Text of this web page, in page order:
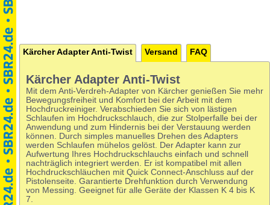
Kärcher Adapter Anti-Twist Versand FAQ
Kärcher Adapter Anti-Twist
Mit dem Anti-Verdreh-Adapter von Kärcher genießen Sie mehr
Bewegungsfreiheit und Komfort bei der Arbeit mit dem
Hochdruckreiniger. Verabschieden Sie sich von lästigen
Schlaufen im Hochdruckschlauch, die zur Stolperfalle bei der
Anwendung und zum Hindernis bei der Verstauung werden
können. Durch simples manuelles Drehen des Adapters
werden Schlaufen mühelos gelöst. Der Adapter kann zur
Aufwertung Ihres Hochdruckschlauchs einfach und schnell
nachträglich integriert werden. Er ist kompatibel mit allen
Hochdruckschläuchen mit Quick Connect-Anschluss auf der
Pistolenseite. Garantierte Drehfunktion durch Verwendung
von Messing. Geeignet für alle Geräte der Klassen K 4 bis K
7.